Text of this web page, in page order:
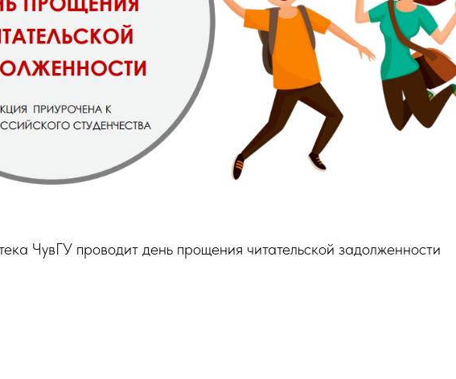
ЧувГУ проводит день прощения читательской задолженности